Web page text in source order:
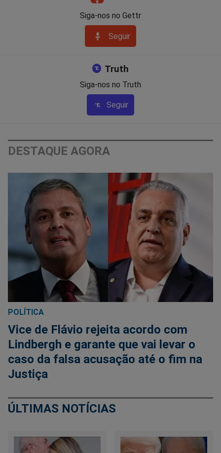
Siga-nos no Gettr
Seguir
Truth
Siga-nos no Truth
Seguir
DESTAQUE AGORA
POLÍTICA
Vice de Flávio rejeita acordo com
Lindbergh e garante que vai levar o
caso da falsa acusação até o fim na
Justiça
ÚLTIMAS NOTÍCIAS